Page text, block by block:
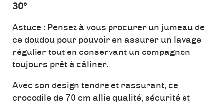
30°
Astuce : Pensez à vous procurer un jumeau de
ce doudou pour pouvoir en assurer un lavage
régulier tout en conservant un compagnon
toujours prêt à câliner.
Avec son design tendre et rassurant, ce
crocodile de 70 cm allie qualité, sécurité et